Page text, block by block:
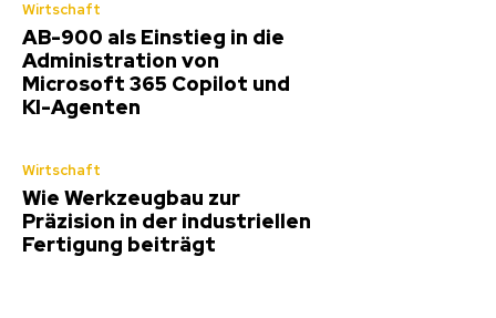
Wirtschaft
AB-900 als Einstieg in die
Administration von
Microsoft 365 Copilot und
KI-Agenten
Wirtschaft
Wie Werkzeugbau zur
Präzision in der industriellen
Fertigung beiträgt